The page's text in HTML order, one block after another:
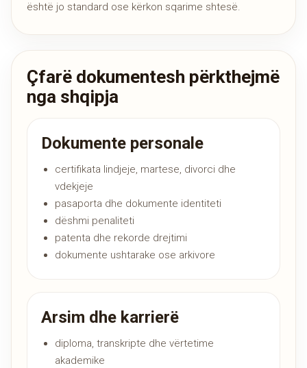
është jo standard ose kërkon sqarime shtesë.
Çfarë dokumentesh përkthejmë
nga shqipja
Dokumente personale
certifikata lindjeje, martese, divorci dhe
vdekjeje
pasaporta dhe dokumente identiteti
dëshmi penaliteti
patenta dhe rekorde drejtimi
dokumente ushtarake ose arkivore
Arsim dhe karrierë
diploma, transkripte dhe vërtetime
akademike